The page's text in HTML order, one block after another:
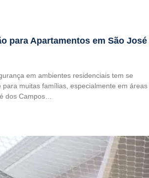
para Apartamentos em São José
em ambientes residenciais tem se
muitas famílias, especialmente em áreas
dos Campos…